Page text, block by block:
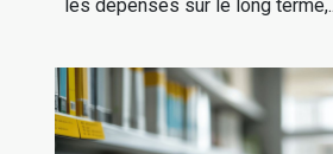
les dépenses sur le long